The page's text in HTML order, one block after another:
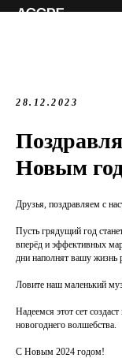
28.12.2023
Новым
Друзья, поздравляем с
Пусть грядущий год
вперёд и эффективных
дни наполнят вашу жизнь
Ловите наш маленький
Надеемся этот сет
новогоднего волшебства.
С Новым 2024 годом!